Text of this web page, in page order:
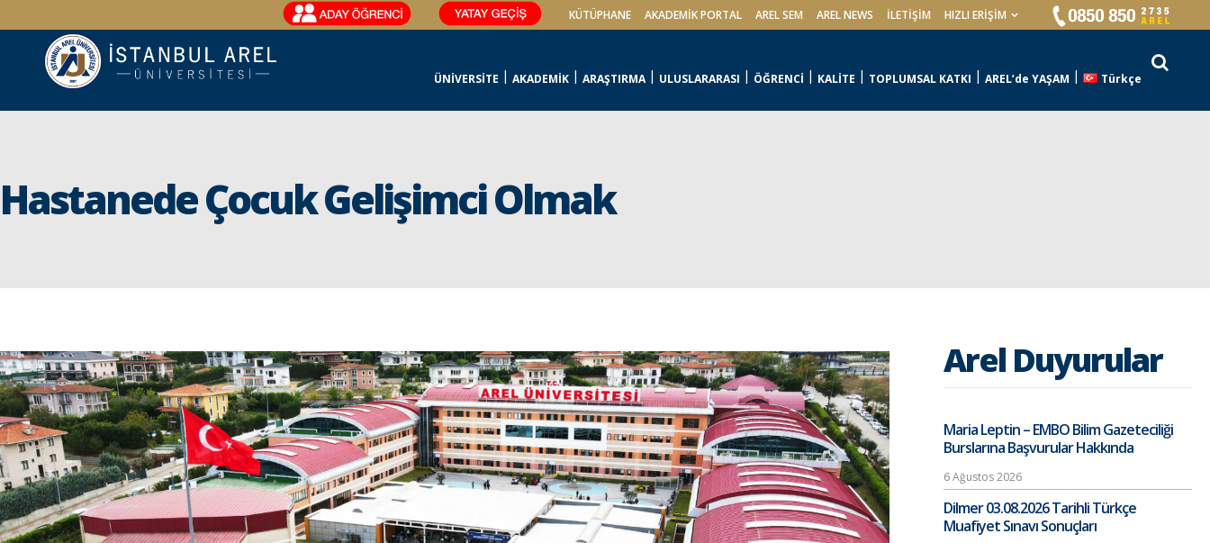
KÜTÜPHANE AKADEMİK PORTAL AREL SEM AREL NEWS İLETIŞIM HIZLI ERİŞİM
ÜNİVERSİTE AKADEMİK ARAŞTIRMA ULUSLARARASI ÖĞRENCİ KALİTE TOPLUMSAL KATKI AREL’de YAŞAM Türkçe
Hastanede Çocuk Gelişimci Olmak
Arel Duyurular
Maria Leptin – EMBO Bilim Gazeteciliği
Burslarına Başvurular Hakkında
6 Ağustos 2026
Dilmer 03.08.2026 Tarihli Türkçe
Muafiyet Sınavı Sonuçları